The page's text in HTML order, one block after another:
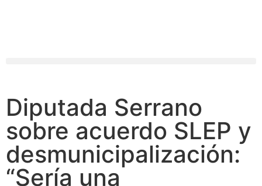
Diputada Serrano
sobre acuerdo SLEP y
desmunicipalización:
“Sería una